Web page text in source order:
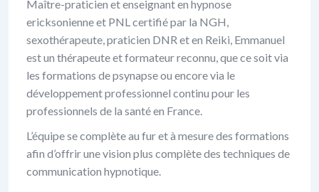
Maître-praticien et enseignant en hypnose
ericksonienne et PNL certifié par la NGH,
sexothérapeute, praticien DNR et en Reiki, Emmanuel
est un thérapeute et formateur reconnu, que ce soit via
les formations de psynapse ou encore via le
développement professionnel continu pour les
professionnels de la santé en France.
L’équipe se complète au fur et à mesure des formations
afin d’offrir une vision plus complète des techniques de
communication hypnotique.